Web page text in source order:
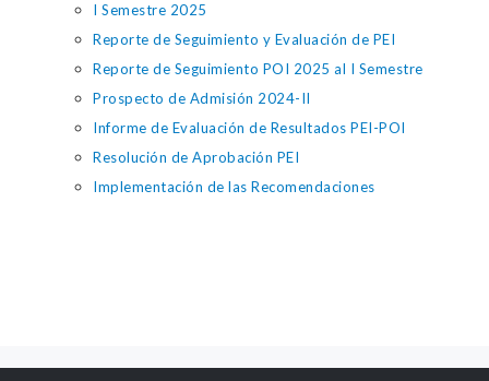
I Semestre 2025
Reporte de Seguimiento y Evaluación de PEI
Reporte de Seguimiento POI 2025 al I Semestre
Prospecto de Admisión 2024-II
Informe de Evaluación de Resultados PEI-POI
Resolución de Aprobación PEI
Implementación de las Recomendaciones